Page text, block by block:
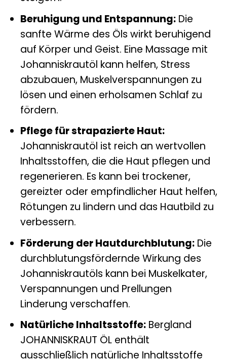
Beruhigung und Entspannung:Die
sanfte Wärme des Öls wirkt beruhigend
auf Körper und Geist. Eine Massage mit
Johanniskrautöl kann helfen, Stress
abzubauen, Muskelverspannungen zu
lösen und einen erholsamen Schlaf zu
fördern.
Pflege für strapazierte Haut:
Johanniskrautöl ist reich an wertvollen
Inhaltsstoffen, die die Haut pflegen und
regenerieren. Es kann bei trockener,
gereizter oder empfindlicher Haut helfen,
Rötungen zu lindern und das Hautbild zu
verbessern.
Förderung der Hautdurchblutung:Die
durchblutungsfördernde Wirkung des
Johanniskrautöls kann bei Muskelkater,
Verspannungen und Prellungen
Linderung verschaffen.
Natürliche Inhaltsstoffe:Bergland
JOHANNISKRAUT ÖL enthält
ausschließlich natürliche Inhaltsstoffe